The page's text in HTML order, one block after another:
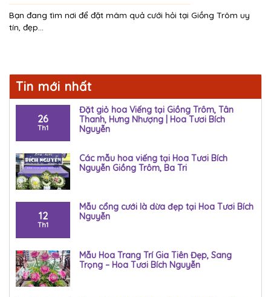
Bạn đang tìm nơi để đặt mâm quả cưới hỏi tại Giồng Trôm uy
tín, đẹp...
Tin mới nhất
26
Th1
Đặt giỏ hoa Viếng tại Giồng Trôm, Tân
Thanh, Hưng Nhượng | Hoa Tươi Bích
Nguyễn
Các mẫu hoa viếng tại Hoa Tươi Bích
Nguyễn Giồng Trôm, Ba Tri
12
Th1
Mẫu cổng cưới là dừa đẹp tại Hoa Tươi Bích
Nguyễn
Mẫu Hoa Trang Trí Gia Tiên Đẹp, Sang
Trọng – Hoa Tươi Bích Nguyễn